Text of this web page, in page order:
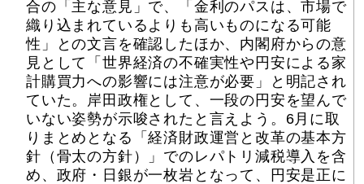
合の「主な意見」で、「金利のパスは、市場で
織り込まれているよりも高いものになる可能
性」との文言を確認したほか、内閣府からの意
見として「世界経済の不確実性や円安による家
計購買力への影響には注意が必要」と明記され
ていた。岸田政権として、一段の円安を望んで
いない姿勢が示唆されたと言えよう。6月に取
りまとめとなる「経済財政運営と改革の基本方
針（骨太の方針）」でのレパトリ減税導入を含
め、政府・日銀が一枚岩となって、円安是正に